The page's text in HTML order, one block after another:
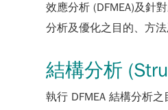
效應分析 (DFMEA)及針
分析及優化之目的、方法
結構分析
執行 DFMEA 結構分析